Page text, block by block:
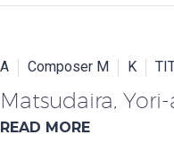
A Composer M K
Matsudaira,
READ MORE